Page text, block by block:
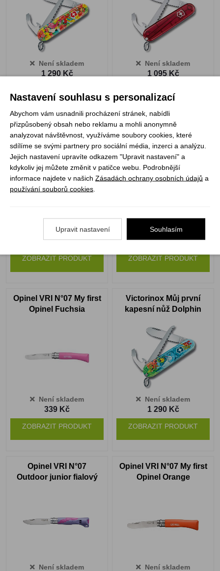
Není skladem
1 290 Kč
Není skladem
1 095 Kč
Opinel VRI N°07
Outdoor junior červený
Není skladem
469 Kč
ZOBRAZIT PRODUKT
Opinel VRI N°07 My first
Opinel Blue
Není skladem
339 Kč
ZOBRAZIT PRODUKT
Opinel VRI N°07 My first
Opinel Fuchsia
Není skladem
339 Kč
ZOBRAZIT PRODUKT
Victorinox Můj první
kapesní nůž Dolphin
Není skladem
1 290 Kč
ZOBRAZIT PRODUKT
Opinel VRI N°07
Outdoor junior fialový
Není skladem
Opinel VRI N°07 My first
Opinel Orange
Není skladem
Nastavení souhlasu s personalizací
Abychom vám usnadnili procházení stránek, nabídli
přizpůsobený obsah nebo reklamu a mohli anonymně
analyzovat návštěvnost, využíváme soubory cookies, které
sdílíme se svými partnery pro sociální média, inzerci a analýzu.
Jejich nastavení upravíte odkazem "Upravit nastavení" a
kdykoliv jej můžete změnit v patičce webu. Podrobnější
informace najdete v našich Zásadách ochrany osobních údajů a
používání souborů cookies
Upravit nastavení Souhlasím